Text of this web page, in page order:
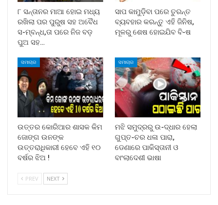
୮ ସନ୍ତାନର ମାଆ ହୋଇ ମଧ୍ୟ
ରଖିଲା ପର ପୁରୁଷ ସହ ଅବୈଧ
ସ-ମ୍ବନ୍ଧ,ତା ପରେ ନିଜ ବଡ଼
ପୁଅ ସହ…
ସାପ କାମୁଡ଼ିବା ପରେ ତୁରନ୍ତ
ବ୍ୟବହାର କରନ୍ତୁ ଏହି ଜିନିଷ,
ମୂଳରୁ ଶେଷ ହୋଇଯିବ ବି-ଷ
ସମାଚାର
ଉତ୍ତର କୋରିଆର ଶାସକ କିମ
ଜୋଙ୍ଗ ଉନଙ୍କ
ଉତ୍ତରାଧିକାରୀ ହେବେ ଏହି ୧୦
ବର୍ଷର ଝିଅ !
ସମାଚାର
ମଝି ସମୁଦ୍ରରୁ ଉ-ଦ୍ଧାର ହେଲା
ଗୁପ୍ତ-ଚର ଧଳା ପାରା,
ଡେଣାରେ ପାକିସ୍ତାନୀ ଓ
ବାଂଲାଦେଶୀ ଭାଷା
PREV NEXT